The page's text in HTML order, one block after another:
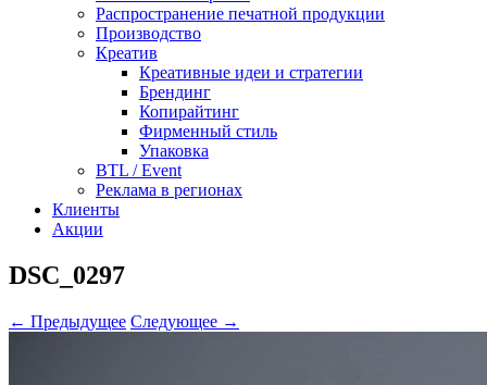
Распространение печатной продукции
Производство
Креатив
Креативные идеи и стратегии
Брендинг
Копирайтинг
Фирменный стиль
Упаковка
BTL / Event
Реклама в регионах
Клиенты
Акции
DSC_0297
← Предыдущее Следующее →